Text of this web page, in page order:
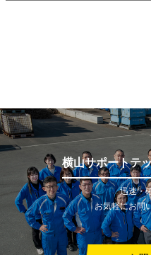
横山サポートテ
迅速・
お気軽にお問